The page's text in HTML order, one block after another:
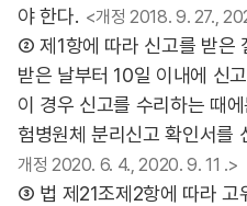
야 한다. <개정 2018. 9. 27.,
② 제1항에 따라 신고를 받은
받은 날부터 10일 이내에 신
이 경우 신고를 수리하는 때
험병원체 분리신고 확인서를
개정 2020. 6. 4., 2020. 9. 11 .>
③ 법 제21조제2항에 따라 고